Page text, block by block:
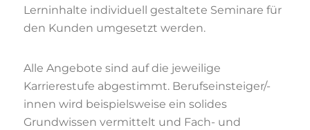
Lerninhalte individuell gestaltete Seminare für
den Kunden umgesetzt werden.
Alle Angebote sind auf die jeweilige
Karrierestufe abgestimmt. Berufseinsteiger/-
innen wird beispielsweise ein solides
Grundwissen vermittelt und Fach- und